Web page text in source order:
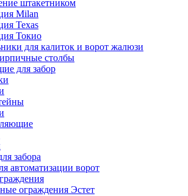
штакетником
Milan
Texas
Токио
для калиток и ворот жалюзи
столбы
для забор
забора
автоматизации ворот
ограждения Эстет